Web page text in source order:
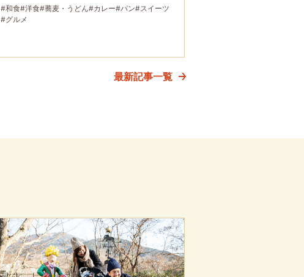
#和食#洋食#蕎麦・うどん#カレー#パン#スイーツ
#グルメ
最新記事一覧